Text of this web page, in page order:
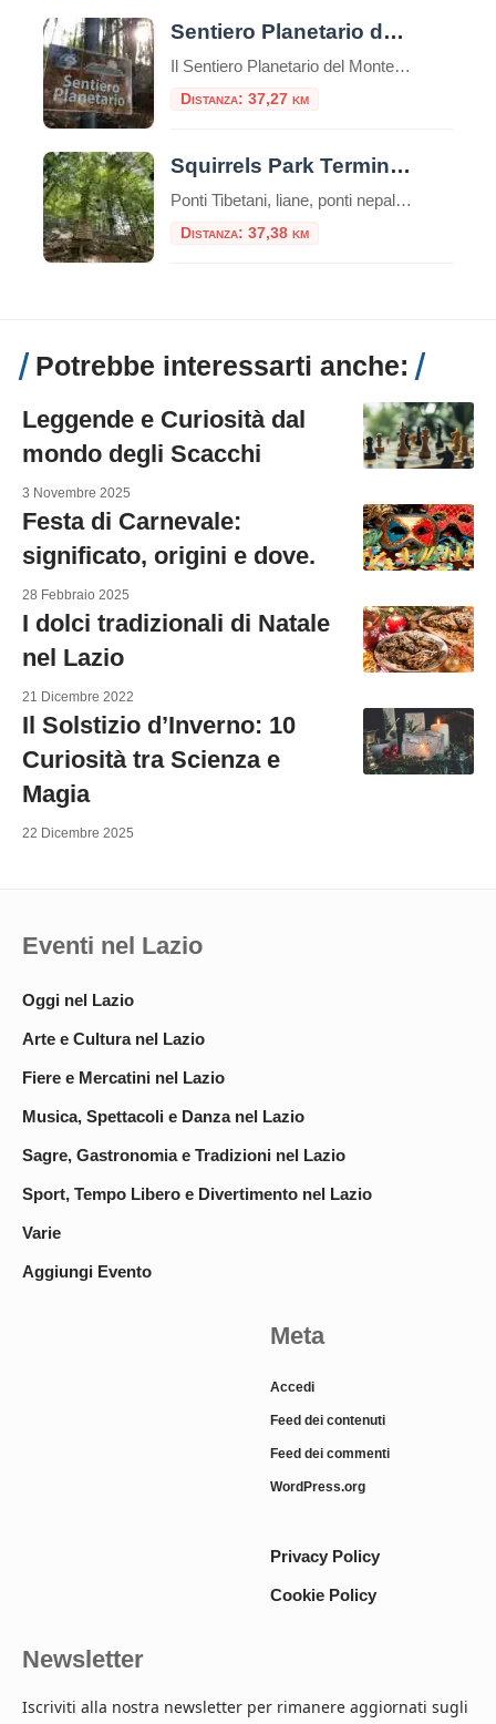
Sentiero Planetario del Monte Terminillo
Il Sentiero Planetario del Monte Terminillo è un percorso naturalistico tematico lungo 7,7 km, da percorrere a piedi in circa 3 ore. Si trova in provincia di Rieti, nell’Appennino centrale italiano, ed è un percorso escursionistico che ti consente di esplorare la bellezza del monte Terminillo mentre ti immergi nell’astronomia. L’idea del Sentiero del Planetario […]
Distanza: 37,27 km
Squirrels Park Terminillo
Ponti Tibetani, liane, ponti nepalesi e passerelle di tronchi che disegnano percorsi avventurosi tra i faggi. Il Parco Avventura è un’esperienza di totale immersione nella natura, nella bellezza del bosco, un’emozionante sfida con se stessi, un’esperienza di puro divertimento, in piena sicurezza, con attrezzature DPI (imbraco, longes, moschettoni e casco) e sotto il controllo e […]
Distanza: 37,38 km
Potrebbe interessarti anche:
Leggende e Curiosità dal
mondo degli Scacchi
3 Novembre 2025
Festa di Carnevale:
significato, origini e dove.
28 Febbraio 2025
I dolci tradizionali di Natale
nel Lazio
21 Dicembre 2022
Il Solstizio d’Inverno: 10
Curiosità tra Scienza e
Magia
22 Dicembre 2025
Eventi nel Lazio
Oggi nel Lazio
Arte e Cultura nel Lazio
Fiere e Mercatini nel Lazio
Musica, Spettacoli e Danza nel Lazio
Sagre, Gastronomia e Tradizioni nel Lazio
Sport, Tempo Libero e Divertimento nel Lazio
Varie
Aggiungi Evento
Meta
Accedi
Feed dei contenuti
Feed dei commenti
WordPress.org
Privacy Policy
Cookie Policy
Newsletter
Iscriviti alla nostra newsletter per rimanere aggiornati sugli